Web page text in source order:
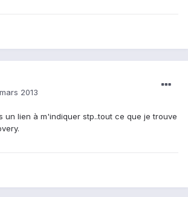
2013
un lien à m'indiquer stp..tout ce que je trouve